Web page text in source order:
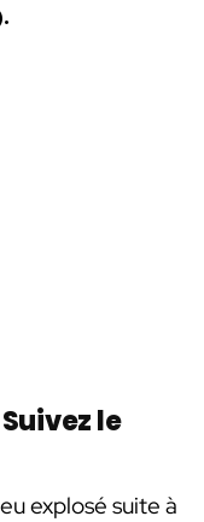
le
explosé suite à